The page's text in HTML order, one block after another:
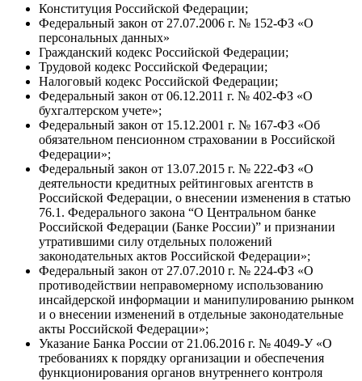
Конституция Российской Федерации;
Федеральный закон от 27.07.2006 г. № 152-ФЗ «О
персональных данных»
Гражданский кодекс Российской Федерации;
Трудовой кодекс Российской Федерации;
Налоговый кодекс Российской Федерации;
Федеральный закон от 06.12.2011 г. № 402-ФЗ «О
бухгалтерском учете»;
Федеральный закон от 15.12.2001 г. № 167-ФЗ «Об
обязательном пенсионном страховании в Российской
Федерации»;
Федеральный закон от 13.07.2015 г. № 222-ФЗ «О
деятельности кредитных рейтинговых агентств в
Российской Федерации, о внесении изменения в статью
76.1. Федерального закона “О Центральном банке
Российской Федерации (Банке России)” и признании
утратившими силу отдельных положений
законодательных актов Российской Федерации»;
Федеральный закон от 27.07.2010 г. № 224-ФЗ «О
противодействии неправомерному использованию
инсайдерской информации и манипулированию рынком
и о внесении изменений в отдельные законодательные
акты Российской Федерации»;
Указание Банка России от 21.06.2016 г. № 4049-У «О
требованиях к порядку организации и обеспечения
функционирования органов внутреннего контроля